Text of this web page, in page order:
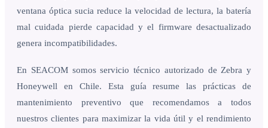
ventana óptica sucia reduce la velocidad de lectura, la batería
mal cuidada pierde capacidad y el firmware desactualizado
genera incompatibilidades.
En SEACOM somos servicio técnico autorizado de Zebra y
Honeywell en Chile. Esta guía resume las prácticas de
mantenimiento preventivo que recomendamos a todos
nuestros clientes para maximizar la vida útil y el rendimiento